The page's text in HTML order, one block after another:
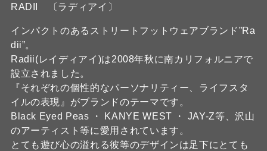
RADII 〔ラディアイ〕
インパクトのあるストリートフットウェアブランド”Ra
dii”。
Radii(レイディアイ)は2008年秋に南カリフォルニアで
設立されました。
『それぞれの個性的なパーソナリティー、ライフスタ
イルの表現』がブランドのテーマです。
Black Eyed Peas ・ KANYE WEST ・ JAY-Z等、沢山
のアーティスト等に愛用されています。
とても遊び心の溢れる彼等のデザインは足下にとても